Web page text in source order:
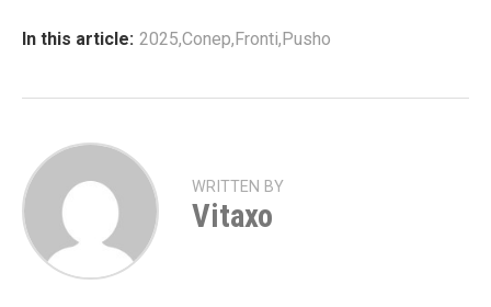
In this article: 2025,Conep,Fronti,Pusho
WRITTEN BY
Vitaxo